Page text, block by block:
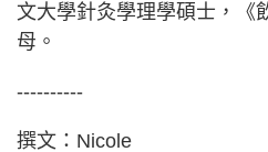
文大學針灸學理學碩士，《
母。
----------
撰文：Nicole